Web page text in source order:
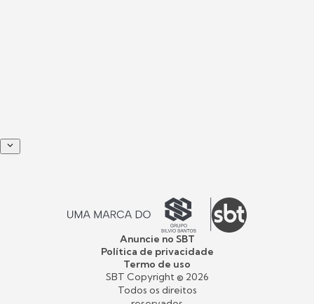
Anuncie no SBT
Política de privacidade
Termo de uso
SBT Copyright © 2026
Todos os direitos